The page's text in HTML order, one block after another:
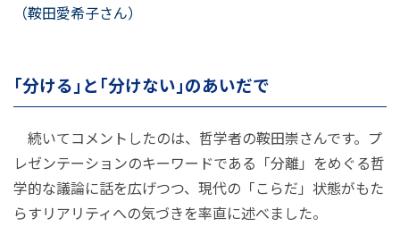
（鞍田愛希子さん）
「分ける」と「分けない」のあいだで
続いてコメントしたのは、哲学者の鞍田崇さんです。プ
レゼンテーションのキーワードである「分離」をめぐる哲
学的な議論に話を広げつつ、現代の「こらだ」状態がもた
らすリアリティへの気づきを率直に述べました。